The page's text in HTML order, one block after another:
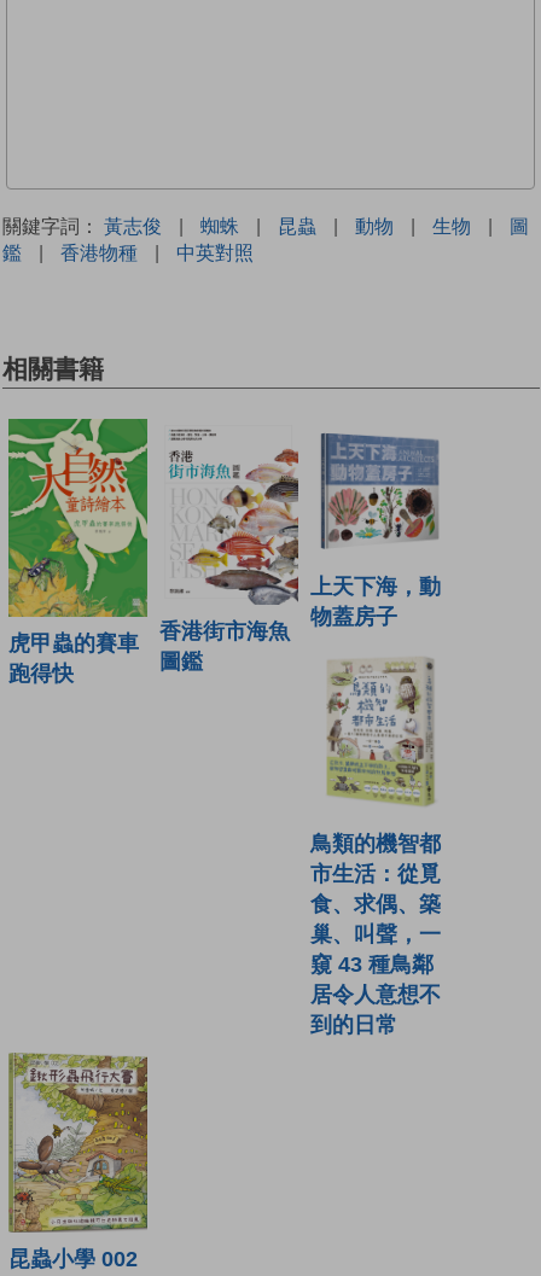
關鍵字詞： 黃志俊 | 蜘蛛 | 昆蟲 | 動物 | 生物 |
圖
鑑
| 香港物種 | 中英對照
相關書籍
虎甲蟲的賽車
跑得快
香港街市海魚
圖鑑
上天下海，動
物蓋房子
鳥類的機智都
市生活：從覓
食、求偶、築
巢、叫聲，一
窺 43 種鳥鄰
居令人意想不
到的日常
昆蟲小學 002